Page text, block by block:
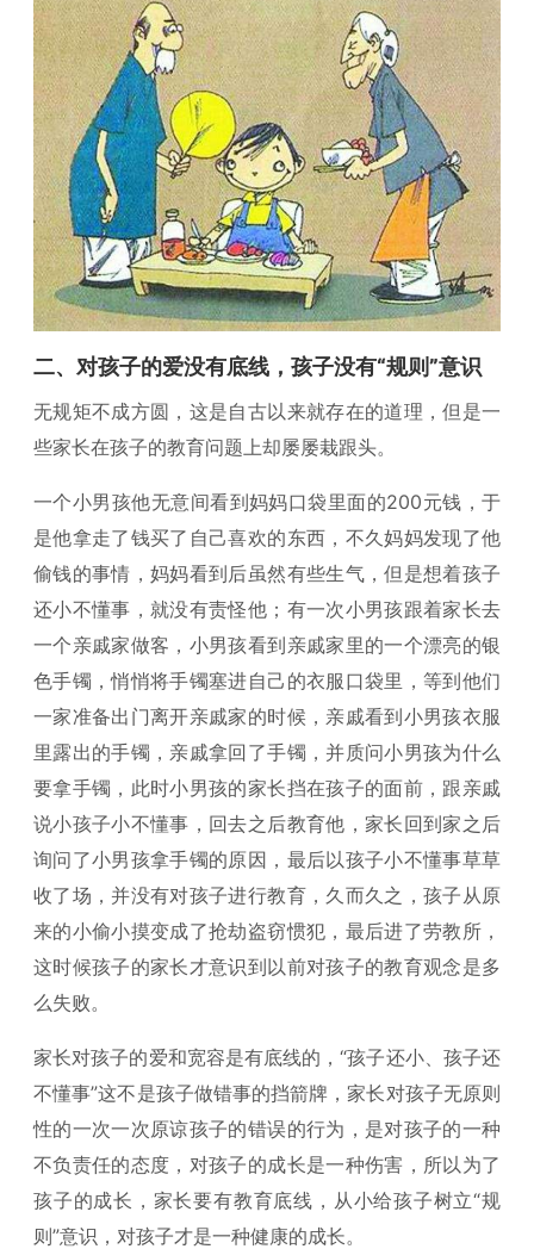
二、对孩子的爱没有底线，孩子没有“规则”意识
无规矩不成方圆，这是自古以来就存在的道理，但是一
些家长在孩子的教育问题上却屡屡栽跟头。
一个小男孩他无意间看到妈妈口袋里面的200元钱，于
是他拿走了钱买了自己喜欢的东西，不久妈妈发现了他
偷钱的事情，妈妈看到后虽然有些生气，但是想着孩子
还小不懂事，就没有责怪他；有一次小男孩跟着家长去
一个亲戚家做客，小男孩看到亲戚家里的一个漂亮的银
色手镯，悄悄将手镯塞进自己的衣服口袋里，等到他们
一家准备出门离开亲戚家的时候，亲戚看到小男孩衣服
里露出的手镯，亲戚拿回了手镯，并质问小男孩为什么
要拿手镯，此时小男孩的家长挡在孩子的面前，跟亲戚
说小孩子小不懂事，回去之后教育他，家长回到家之后
询问了小男孩拿手镯的原因，最后以孩子小不懂事草草
收了场，并没有对孩子进行教育，久而久之，孩子从原
来的小偷小摸变成了抢劫盗窃惯犯，最后进了劳教所，
这时候孩子的家长才意识到以前对孩子的教育观念是多
么失败。
家长对孩子的爱和宽容是有底线的，“孩子还小、孩子还
不懂事”这不是孩子做错事的挡箭牌，家长对孩子无原则
性的一次一次原谅孩子的错误的行为，是对孩子的一种
不负责任的态度，对孩子的成长是一种伤害，所以为了
孩子的成长，家长要有教育底线，从小给孩子树立“规
则”意识，对孩子才是一种健康的成长。